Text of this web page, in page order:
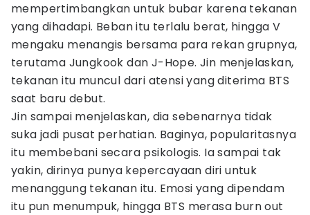
mempertimbangkan untuk bubar karena tekanan
yang dihadapi. Beban itu terlalu berat, hingga V
mengaku menangis bersama para rekan grupnya,
terutama Jungkook dan J-Hope. Jin menjelaskan,
tekanan itu muncul dari atensi yang diterima BTS
saat baru debut.
Jin sampai menjelaskan, dia sebenarnya tidak
suka jadi pusat perhatian. Baginya, popularitasnya
itu membebani secara psikologis. Ia sampai tak
yakin, dirinya punya kepercayaan diri untuk
menanggung tekanan itu. Emosi yang dipendam
itu pun menumpuk, hingga BTS merasa burn out